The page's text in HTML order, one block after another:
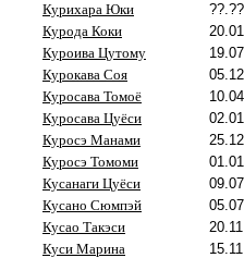
Курихара Юки
Курода Коки
Куроива Цутому
Курокава Соя
Куросава Томоё
Куросава Цуёси
Куросэ Манами
Куросэ Томоми
Кусанаги Цуёси
Кусано Сюмпэй
Кусао Такэси
Куси Марина